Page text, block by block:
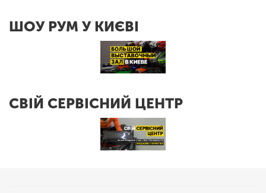
ШОУ РУМ У КИЄВІ
СВІЙ СЕРВІСНИЙ ЦЕНТР